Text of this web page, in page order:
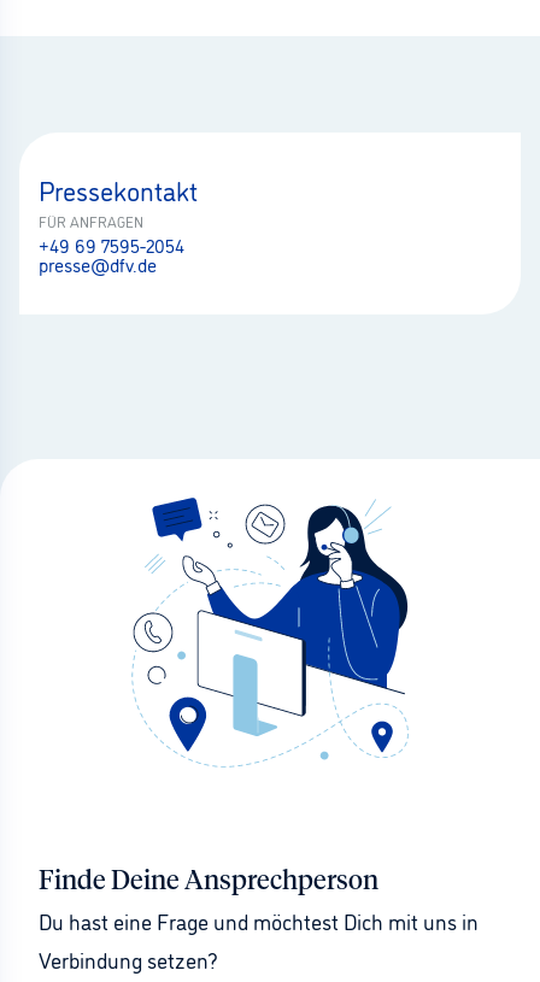
Pressekontakt
FÜR ANFRAGEN
+49 69 7595-2054
presse@dfv.de
Finde Deine Ansprechperson
Du hast eine Frage und möchtest Dich mit uns in
Verbindung setzen?